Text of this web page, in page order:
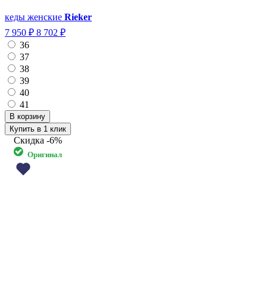
кеды женские Rieker
7 950 ₽ 8 702 ₽
36
37
38
39
40
41
Купить в 1 клик
Скидка -6%
Оригинал